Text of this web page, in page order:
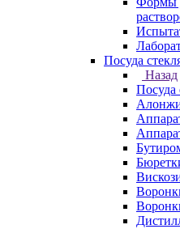
Посуда
Назад
Посуда